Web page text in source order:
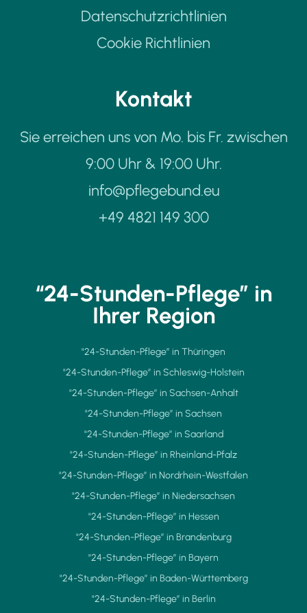
Kontakt
Sie erreichen uns von Mo. bis Fr. zwischen
9:00 Uhr & 19:00 Uhr.
info@pflegebund.eu
+49 4821 149 300
Datenschutzrichtlinien
Cookie Richtlinien
“24-Stunden-Pflege” in
Ihrer Region
"24-Stunden-Pflege” in Thüringen
"24-Stunden-Pflege” in Schleswig-Holstein
"24-Stunden-Pflege” in Sachsen-Anhalt
"24-Stunden-Pflege” in Sachsen
"24-Stunden-Pflege” in Saarland
"24-Stunden-Pflege” in Rheinland-Pfalz
"24-Stunden-Pflege” in Nordrhein-Westfalen
"24-Stunden-Pflege” in Niedersachsen
"24-Stunden-Pflege” in Hessen
"24-Stunden-Pflege” in Brandenburg
"24-Stunden-Pflege” in Bayern
"24-Stunden-Pflege” in Baden-Württemberg
"24-Stunden-Pflege” in Berlin